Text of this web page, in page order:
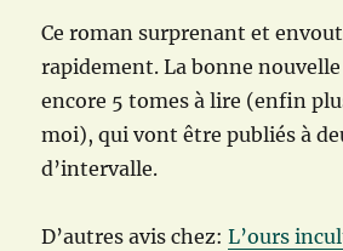
Ce roman surprenant et
rapidement. La bonne nouvelle
encore 5 tomes à lire (enfin
moi), qui vont être publiés à
d’intervalle.
D’autres avis chez:L’ours